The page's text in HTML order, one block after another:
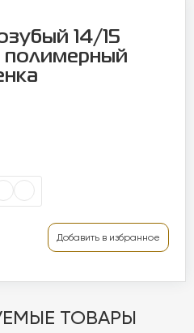
14/15
полимерный
Добавить в избранное
ТОВАРЫ